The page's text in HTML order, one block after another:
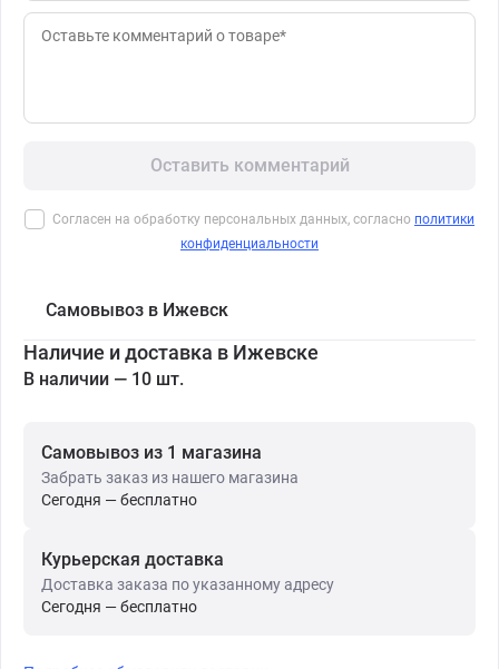
Оставить комментарий
Согласен на обработку персональных данных, согласно политики
конфиденциальности
Самовывоз в Ижевск
Наличие и доставка в Ижевске
В наличии — 10 шт.
Самовывоз из 1 магазина
Забрать заказ из нашего магазина
Сегодня — бесплатно
Курьерская доставка
Доставка заказа по указанному адресу
Сегодня — бесплатно